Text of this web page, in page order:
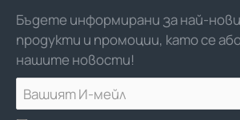
Бъдете информирани за най-
продукти и промоции, като се
нашите новости!
И-
мейл